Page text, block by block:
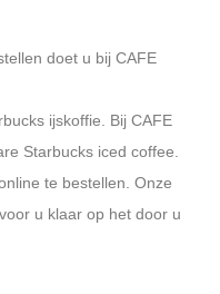
doet u bij CAFE
ijskoffie. Bij CAFE
Starbucks iced coffee.
te bestellen. Onze
u klaar op het door u